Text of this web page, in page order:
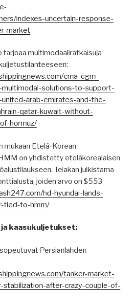
indexes-uncertain-response-
market
tarjoaa multimodaaliratkaisuja
cma-cgm-
solutions-to-support-
arab-emirates-and-the-
qatar-kuwait-without-
hormuz/
mukaan Etelä-Korean
on yhdistetty eteläkorealaisen
Telakan julkistama
joiden arvo on $553
hd-hyundai-lands-
tied-to-hmm/
kaasukuljetukset:
Persianlahden
tanker-market-
after-crazy-couple-of-